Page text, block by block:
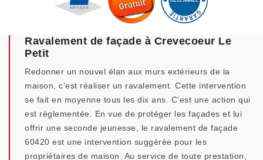
Ravalement de façade à Crevecoeur Le
Petit
Redonner un nouvel élan aux murs extérieurs de la
maison, c’est réaliser un ravalement. Cette intervention
se fait en moyenne tous les dix ans. C’est une action qui
est règlementée. En vue de protéger les façades et lui
offrir une seconde jeunesse, le ravalement de façade
60420 est une intervention suggérée pour les
propriétaires de maison. Au service de toute prestation,